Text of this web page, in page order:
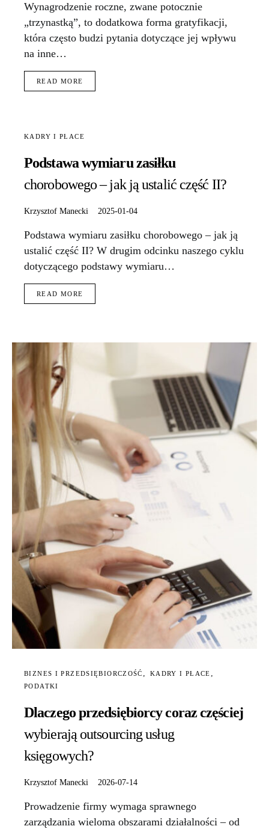
Wynagrodzenie roczne, zwane potocznie
„trzynastką”, to dodatkowa forma gratyfikacji,
która często budzi pytania dotyczące jej wpływu
na inne…
READ MORE
KADRY I PŁACE
Podstawa wymiaru zasiłku
chorobowego – jak ją ustalić część II?
Krzysztof Manecki 2025-01-04
Podstawa wymiaru zasiłku chorobowego – jak ją
ustalić część II? W drugim odcinku naszego cyklu
dotyczącego podstawy wymiaru…
READ MORE
BIZNES I PRZEDSIĘBIORCZOŚĆ
KADRY I PŁACE
PODATKI
Dlaczego przedsiębiorcy coraz częściej
wybierają outsourcing usług
księgowych?
Krzysztof Manecki 2026-07-14
Prowadzenie firmy wymaga sprawnego
zarządzania wieloma obszarami działalności – od